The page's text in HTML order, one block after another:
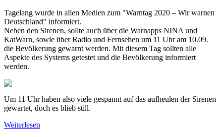
Tagelang wurde in allen Medien zum "Warntag 2020 – Wir warnen
Deutschland" informiert.
Neben den Sirenen, sollte auch über die Warnapps NINA und
KatWarn, sowie über Radio und Fernsehen um 11 Uhr am 10.09.
die Bevölkerung gewarnt werden. Mit diesem Tag sollten alle
Aspekte des Systems getestet und die Bevölkerung informiert
werden.
Um 11 Uhr haben also viele gespannt auf das aufheulen der Sirenen
gewartet, doch es blieb still.
Weiterlesen